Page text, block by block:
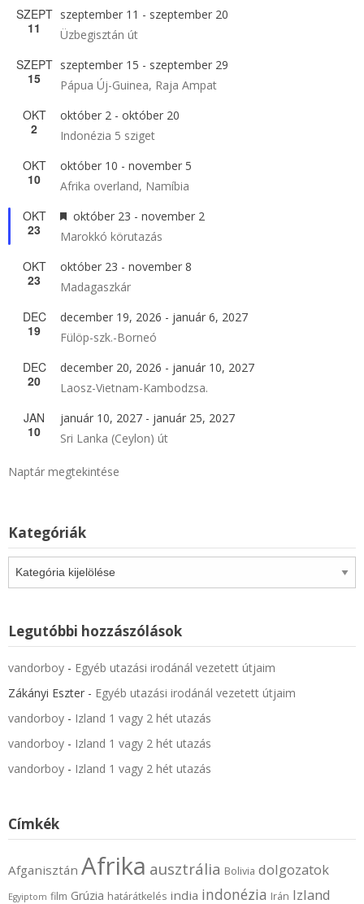
SZEPT
11
szeptember 11 - szeptember 20
Üzbegisztán út
SZEPT
15
szeptember 15 - szeptember 29
Pápua Új-Guinea, Raja Ampat
OKT
2
október 2 - október 20
Indonézia 5 sziget
OKT
10
október 10 - november 5
Afrika overland, Namíbia
OKT
23
Kiemelt
október 23 - november 2
Marokkó körutazás
OKT
23
október 23 - november 8
Madagaszkár
DEC
19
december 19, 2026 - január 6, 2027
Fülöp-szk.-Borneó
DEC
20
december 20, 2026 - január 10, 2027
Laosz-Vietnam-Kambodzsa.
JAN
10
január 10, 2027 - január 25, 2027
Sri Lanka (Ceylon) út
Naptár megtekintése
Kategóriák
Legutóbbi hozzászólások
vandorboy - Egyéb utazási irodánál vezetett útjaim
Zákányi Eszter - Egyéb utazási irodánál vezetett útjaim
vandorboy - Izland 1 vagy 2 hét utazás
vandorboy - Izland 1 vagy 2 hét utazás
vandorboy - Izland 1 vagy 2 hét utazás
Címkék
Afganisztán Afrika ausztrália Bolivia dolgozatok
Egyiptom film Grúzia határátkelés india indonézia Irán Izland